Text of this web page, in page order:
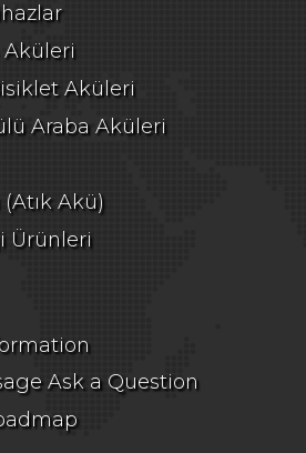
Aküleri
Aküleri
Araba Aküleri
Akü)
Ürünleri
Ask a Question